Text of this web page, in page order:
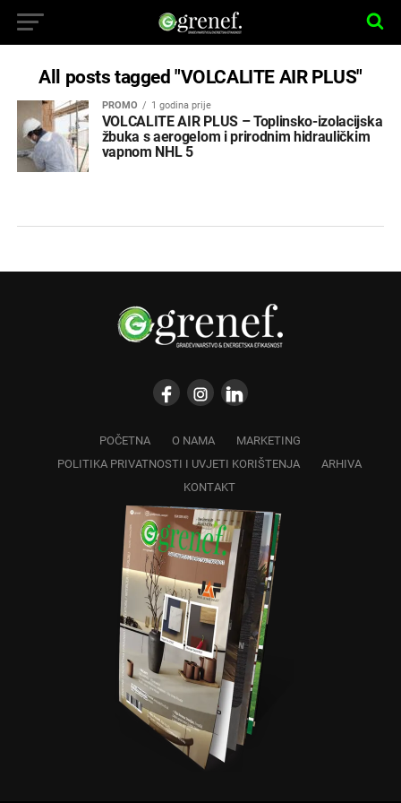
All posts tagged "VOLCALITE AIR PLUS"
PROMO 1 godina prije
VOLCALITE AIR PLUS – Toplinsko-izolacijska
žbuka s aerogelom i prirodnim hidrauličkim
vapnom NHL 5
POČETNA O NAMA
MARKETING
POLITIKA PRIVATNOSTI I UVJETI KORIŠTENJA
ARHIVA
KONTAKT